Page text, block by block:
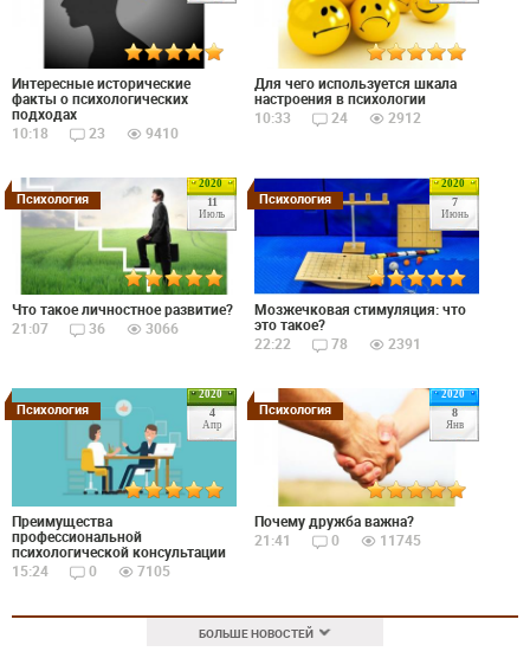
Интересные исторические
факты о психологических
подходах
10:18
23 9410
Для чего используется шкала
настроения в психологии
10:33
24 2912
2020
11
Июль
Психология
Что такое личностное развитие?
21:07
36 3066
2020
7
Июнь
Психология
Мозжечковая стимуляция: что
это такое?
22:22
78 2391
2020
4
Апр
Психология
Преимущества
профессиональной
психологической консультации
15:24
0 7105
2020
8
Янв
Психология
Почему дружба важна?
21:41
0 11745
БОЛЬШЕ НОВОСТЕЙ